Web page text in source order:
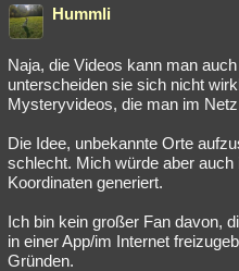
Hummli
Naja, die Videos kann man
unterscheiden sie sich nicht
Mysteryvideos, die man im
Die Idee, unbekannte Orte
schlecht. Mich würde aber
Koordinaten generiert.
Ich bin kein großer Fan davon,
in einer App/im Internet
Gründen.